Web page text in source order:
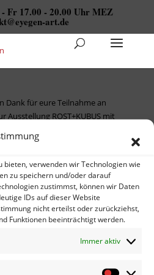
bieten, verwenden wir Technologien wie
zu speichern und/oder darauf
zustimmst, können wir Daten
IDs auf dieser Website
nicht erteilst oder zurückziehst,
Funktionen beeinträchtigt werden.
Immer aktiv
Fr 17.00 - 20.00 Uhr MEZ
art.de
Dank für eure Teilnahme an
Ausstellung ROST+KUBUS mit
Photoszene 2016. Zu diesem
Impressionen von Ausstellung
NuRi Milz.